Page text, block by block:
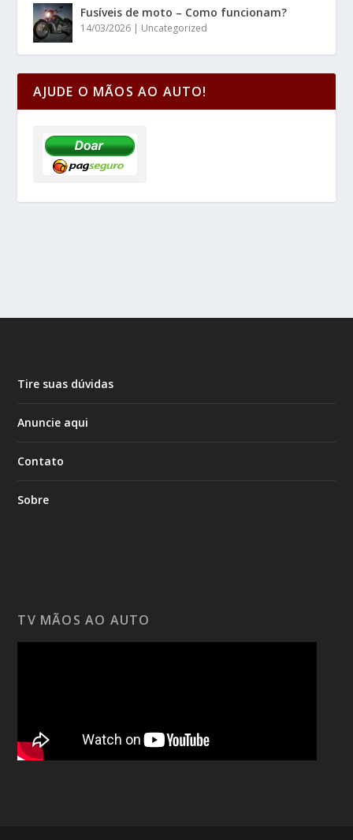
Fusíveis de moto – Como funcionam?
14/03/2026 | Uncategorized
AJUDE O MÃOS AO AUTO!
Tire suas dúvidas
Anuncie aqui
Contato
Sobre
TV MÃOS AO AUTO